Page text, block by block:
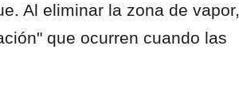
Al eliminar la zona de vapor,
que ocurren cuando las